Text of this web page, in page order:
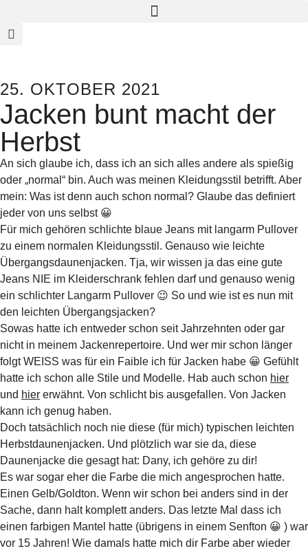
25. OKTOBER 2021
Jacken bunt macht der
Herbst
An sich glaube ich, dass ich an sich alles andere als spießig
oder „normal“ bin. Auch was meinen Kleidungsstil betrifft. Aber
mein: Was ist denn auch schon normal? Glaube das definiert
jeder von uns selbst 😀
Für mich gehören schlichte blaue Jeans mit langarm Pullover
zu einem normalen Kleidungsstil. Genauso wie leichte
Übergangsdaunenjacken. Tja, wir wissen ja das eine gute
Jeans NIE im Kleiderschrank fehlen darf und genauso wenig
ein schlichter Langarm Pullover 😉 So und wie ist es nun mit
den leichten Übergangsjacken?
Sowas hatte ich entweder schon seit Jahrzehnten oder gar
nicht in meinem Jackenrepertoire. Und wer mir schon länger
folgt WEISS was für ein Faible ich für Jacken habe 😀 Gefühlt
hatte ich schon alle Stile und Modelle. Hab auch schon hier
und hier erwähnt. Von schlicht bis ausgefallen. Von Jacken
kann ich genug haben.
Doch tatsächlich noch nie diese (für mich) typischen leichten
Herbstdaunenjacken. Und plötzlich war sie da, diese
Daunenjacke die gesagt hat: Dany, ich gehöre zu dir!
Es war sogar eher die Farbe die mich angesprochen hatte.
Einen Gelb/Goldton. Wenn wir schon bei anders sind in der
Sache, dann halt komplett anders. Das letzte Mal dass ich
einen farbigen Mantel hatte (übrigens in einem Senfton 😀 ) war
vor 15 Jahren! Wie damals hatte mich dir Farbe aber wieder